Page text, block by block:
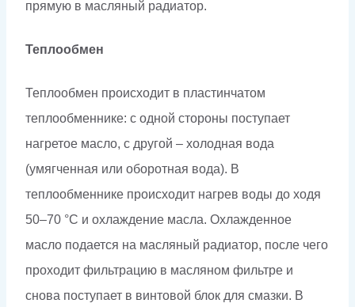
прямую в масляный радиатор.
Теплообмен
Теплообмен происходит в пластинчатом
теплообменнике: с одной стороны поступает
нагретое масло, с другой – холодная вода
(умягченная или оборотная вода). В
теплообменнике происходит нагрев воды до ходя
50–70 °С и охлаждение масла. Охлажденное
масло подается на масляный радиатор, после чего
проходит фильтрацию в масляном фильтре и
снова поступает в винтовой блок для смазки. В